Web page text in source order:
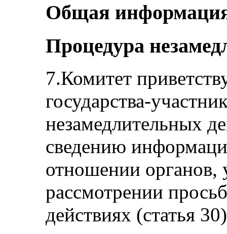
Общая
Процедура
7.Комитет
государства-
незамедлительных
сведению
отношении органов,
рассмотрении
действиях (статья